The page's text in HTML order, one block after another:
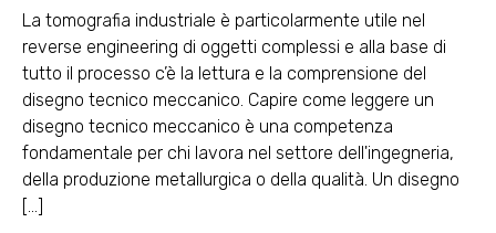
tecnico meccanico
La tomografia industriale è particolarmente utile nel
reverse engineering di oggetti complessi e alla base di
tutto il processo c’è la lettura e la comprensione del
disegno tecnico meccanico. Capire come leggere un
disegno tecnico meccanico è una competenza
fondamentale per chi lavora nel settore dell'ingegneria,
della produzione metallurgica o della qualità. Un disegno
[...]